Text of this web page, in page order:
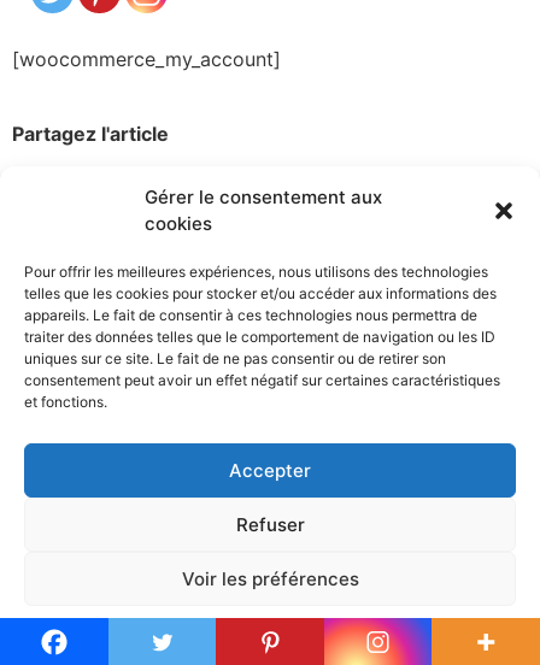
Gérer le consentement aux
cookies
Pour offrir les meilleures expériences, nous utilisons des technologies
telles que les cookies pour stocker et/ou accéder aux informations des
appareils. Le fait de consentir à ces technologies nous permettra de
traiter des données telles que le comportement de navigation ou les ID
uniques sur ce site. Le fait de ne pas consentir ou de retirer son
consentement peut avoir un effet négatif sur certaines caractéristiques
et fonctions.
Accepter
Refuser
Voir les préférences
Politique de cookies Mentions légales
[woocommerce_my_account]
Partagez l'article
RESTONS EN
CONTACT